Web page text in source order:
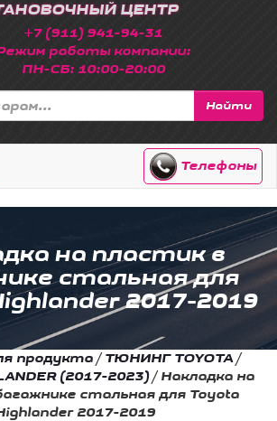
ЦЕНТР
+7 (911) 941-94-31
работы компании:
ПН-СБ: 10:00-20:00
Найти
Телефоны
на пластик в
стальная для
2017-2019
продукта /ТЮНИНГ TOYOTA /
(2017-2023) /Накладка на
стальная для Toyota
2017-2019